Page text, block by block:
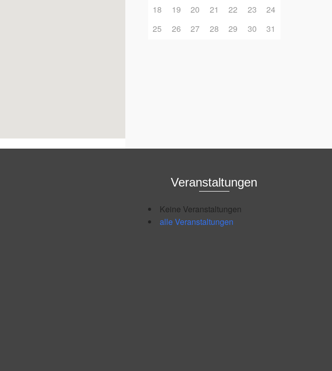
18
19 20 21 22 23
24
25
26 27 28 29 30 31
Veranstaltungen
Keine Veranstaltungen
alle Veranstaltungen